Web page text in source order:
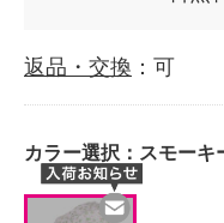
返品・交換 ：可
カラー選択： スモーキ